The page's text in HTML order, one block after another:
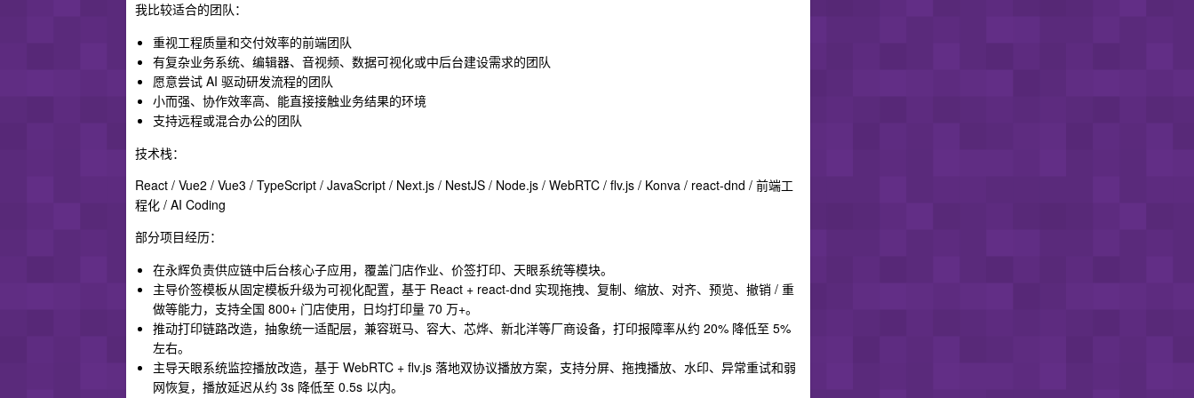
我比较适合的团队：
重视工程质量和交付效率的前端团队
有复杂业务系统、编辑器、音视频、数据可视化或中后台建设需求的团队
愿意尝试 AI 驱动研发流程的团队
小而强、协作效率高、能直接接触业务结果的环境
支持远程或混合办公的团队
技术栈：
React / Vue2 / Vue3 / TypeScript / JavaScript / Next.js / NestJS / Node.js / WebRTC / flv.js / Konva / react-dnd / 前端工
程化 / AI Coding
部分项目经历：
在永辉负责供应链中后台核心子应用，覆盖门店作业、价签打印、天眼系统等模块。
主导价签模板从固定模板升级为可视化配置，基于 React + react-dnd 实现拖拽、复制、缩放、对齐、预览、撤销 / 重
做等能力，支持全国 800+ 门店使用，日均打印量 70 万+。
推动打印链路改造，抽象统一适配层，兼容斑马、容大、芯烨、新北洋等厂商设备，打印报障率从约 20% 降低至 5%
左右。
主导天眼系统监控播放改造，基于 WebRTC + flv.js 落地双协议播放方案，支持分屏、拖拽播放、水印、异常重试和弱
网恢复，播放延迟从约 3s 降低至 0.5s 以内。